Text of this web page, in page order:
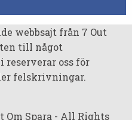
webbsajt från 7 Out
till något
oss för
felskrivningar.
Om Spara - All Rights